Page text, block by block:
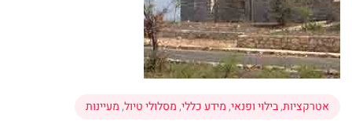
אטרקציות,בילוי ופנאי,מידע כללי,מסלולי טיול,מעיינות